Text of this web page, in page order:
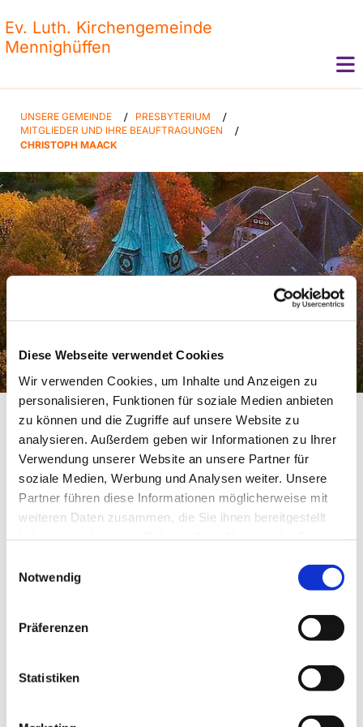
Diese Webseite verwendet Cookies
Wir verwenden Cookies, um Inhalte und Anzeigen zu
personalisieren, Funktionen für soziale Medien anbieten
zu können und die Zugriffe auf unsere Website zu
analysieren. Außerdem geben wir Informationen zu Ihrer
Verwendung unserer Website an unsere Partner für
soziale Medien, Werbung und Analysen weiter. Unsere
Partner führen diese Informationen möglicherweise mit
weiteren Daten zusammen, die Sie ihnen bereitgestellt
Notwendig
Präferenzen
Statistiken
Ev. Luth. Kirchengemeinde
Mennighüffen
UNSERE GEMEINDE / PRESBYTERIUM /
MITGLIEDER UND IHRE BEAUFTRAGUNGEN /
CHRISTOPH MAACK
Kirchengemeinde Mennighüffen
Christoph Maack
Name